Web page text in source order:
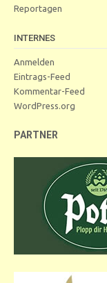
Reportagen
INTERNES
Anmelden
Eintrags-Feed
Kommentar-Feed
WordPress.org
PARTNER